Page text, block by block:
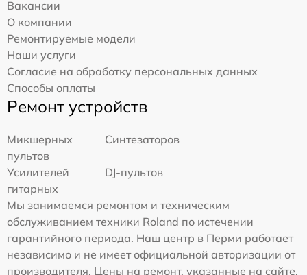
Вакансии
О компании
Ремонтируемые модели
Наши услуги
Согласие на обработку персональных данных
Способы оплаты
Ремонт устройств
Микшерных
пультов
Синтезаторов
Усилителей
гитарных
DJ-пультов
Мы занимаемся ремонтом и техническим
обслуживанием техники Roland по истечении
гарантийного периода. Наш центр в Перми работает
независимо и не имеет официальной авторизации от
производителя. Цены на ремонт, указанные на сайте,